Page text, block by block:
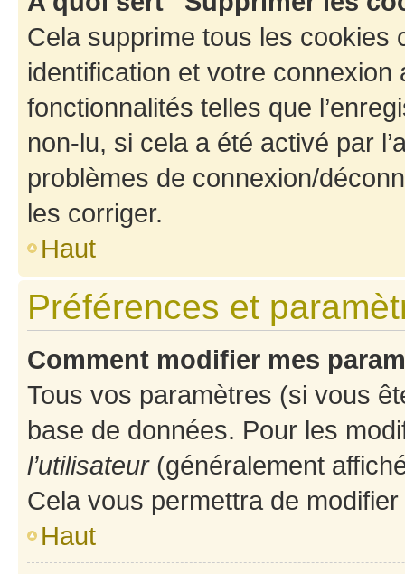
Cela supprime tous les cookies
identification et votre
fonctionnalités telles que
non-lu, si cela a été activé par
problèmes de connexion/
les corriger.
Haut
Préférences et
Comment modifier mes
Tous vos paramètres (si vous
base de données. Pour les
l’utilisateur(généralement
Cela vous permettra de
Haut